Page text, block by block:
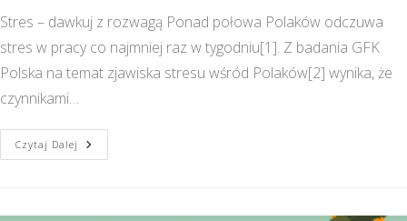
Stres – dawkuj z rozwagą Ponad połowa Polaków odczuwa
stres w pracy co najmniej raz w tygodniu[1]. Z badania GFK
Polska na temat zjawiska stresu wśród Polaków[2] wynika, że
czynnikami…
Czytaj Dalej Stres
–